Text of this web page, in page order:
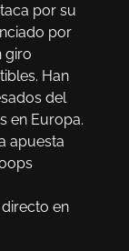
por su
por
giro
Han
del
en Europa.
apuesta
en